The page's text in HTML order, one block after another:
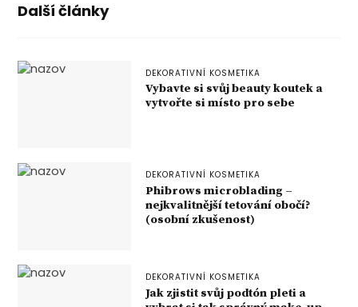
Další články
DEKORATIVNÍ KOSMETIKA
Vybavte si svůj beauty koutek a
vytvořte si místo pro sebe
DEKORATIVNÍ KOSMETIKA
Phibrows microblading –
nejkvalitnější tetování obočí?
(osobní zkušenost)
DEKORATIVNÍ KOSMETIKA
Jak zjistit svůj podtón pleti a